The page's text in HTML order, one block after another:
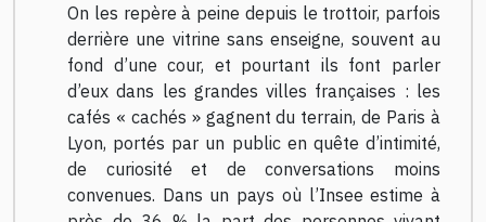
On les repère à peine depuis le trottoir, parfois
derrière une vitrine sans enseigne, souvent au
fond d’une cour, et pourtant ils font parler
d’eux dans les grandes villes françaises : les
cafés « cachés » gagnent du terrain, de Paris à
Lyon, portés par un public en quête d’intimité,
de curiosité et de conversations moins
convenues. Dans un pays où l’Insee estime à